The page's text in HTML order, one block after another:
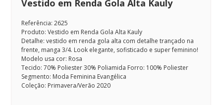
Vestido em Renda Gola Alta Kauly
Referência: 2625
Produto: Vestido em Renda Gola Alta Kauly
Detalhe: vestido em renda gola alta com detalhe trançado na
frente, manga 3/4. Look elegante, sofisticado e super feminino!
Modelo usa cor: Rosa
Tecido: 70% Poliester 30% Poliamida Forro: 100% Poliester
Segmento: Moda Feminina Evangélica
Coleção: Primavera/Verão 2020